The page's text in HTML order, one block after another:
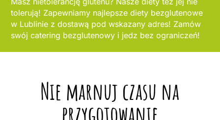
tolerują! Zapewniamy najlepsze diety bezglutenowe
w Lublinie z dostawą pod wskazany adres! Zamów
swój catering bezglutenowy i jedz bez ograniczeń!
Nie marnuj czasu na
przygotowanie